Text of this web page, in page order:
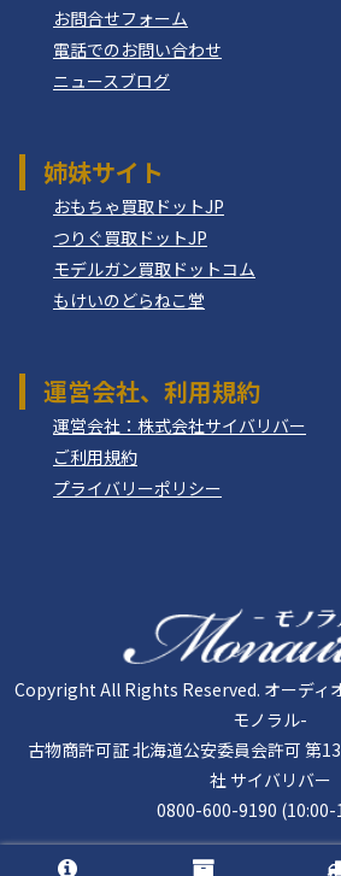
お問合せフォーム
電話でのお問い合わせ
ニュースブログ
姉妹サイト
おもちゃ買取ドットJP
つりぐ買取ドットJP
モデルガン買取ドットコム
もけいのどらねこ堂
運営会社、利用規約
運営会社：株式会社サイバリバー
ご利用規約
プライバリーポリシー
Copyright All Rights Reserved. オーディ
モノラル-
古物商許可証 北海道公安委員会許可 第
社 サイバリバー
0800-600-9190 (10:00-